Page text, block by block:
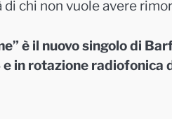
di chi non vuole avere
è il nuovo singolo di
in rotazione radiofonica